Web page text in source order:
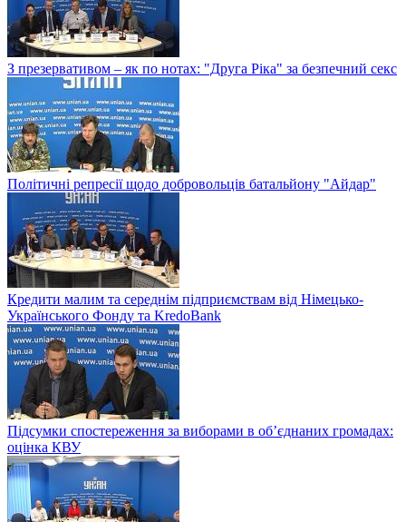
З презервативом – як по нотах: "Друга Ріка" за безпечний секс
Політичні репресії щодо добровольців батальйону "Айдар"
Кредити малим та середнім підприємствам від Німецько-
Українського Фонду та KredoBank
Підсумки спостереження за виборами в об’єднаних громадах:
оцінка КВУ